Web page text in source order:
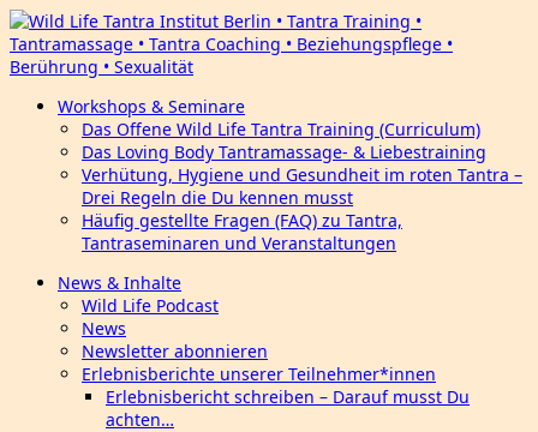
Workshops & Seminare
Das Offene Wild Life Tantra Training (Curriculum)
Das Loving Body Tantramassage- & Liebestraining
Verhütung, Hygiene und Gesundheit im roten Tantra –
Drei Regeln die Du kennen musst
Häufig gestellte Fragen (FAQ) zu Tantra,
Tantraseminaren und Veranstaltungen
News & Inhalte
Wild Life Podcast
News
Newsletter abonnieren
Erlebnisberichte unserer Teilnehmer*innen
Erlebnisbericht schreiben – Darauf musst Du
achten…